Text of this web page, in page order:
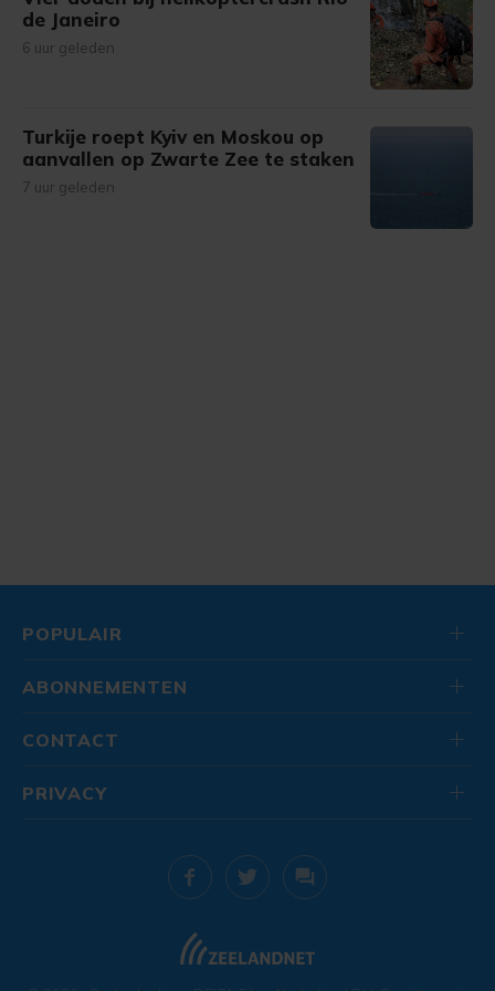
de Janeiro
6 uur geleden
Turkije roept Kyiv en Moskou op
aanvallen op Zwarte Zee te staken
7 uur geleden
POPULAIR
ABONNEMENTEN
CONTACT
PRIVACY